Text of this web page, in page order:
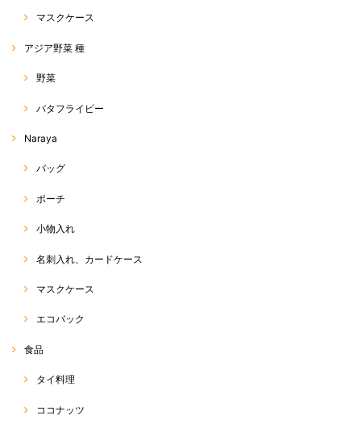
マスクケース
アジア野菜 種
野菜
バタフライピー
Naraya
バッグ
ポーチ
小物入れ
名刺入れ、カードケース
マスクケース
エコバック
食品
タイ料理
ココナッツ